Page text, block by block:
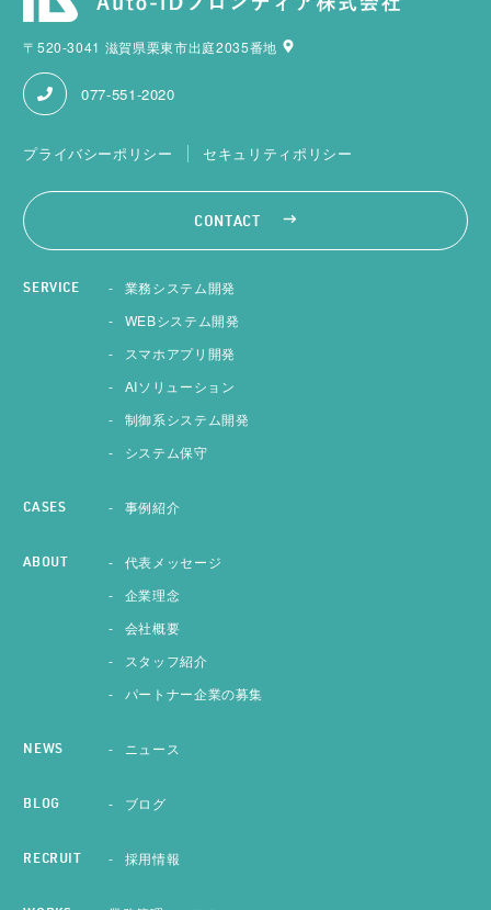
〒520-3041 滋賀県栗東市出庭2035番地
077-551-2020
プライバシーポリシー セキュリティポリシー
CONTACT
SERVICE
業務システム開発
WEBシステム開発
スマホアプリ開発
AIソリューション
制御系システム開発
システム保守
CASES 事例紹介
ABOUT
代表メッセージ
企業理念
会社概要
スタッフ紹介
パートナー企業の募集
NEWS ニュース
BLOG ブログ
RECRUIT 採用情報